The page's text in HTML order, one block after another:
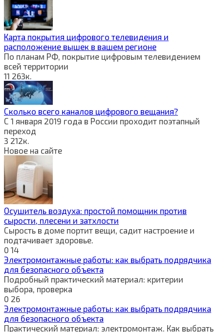
Карта покрытия цифрового телевидения и
расположение вышек в вашем регионе
По планам РФ, покрытие цифровым телевидением
всей территории
11 263к.
Сколько всего каналов цифрового вещания?
С 1 января 2019 года в России проходит поэтапный
переход
3 212к.
Новое на сайте
Осушитель воздуха: простой помощник против
сырости, плесени и затхлости
Сырость в доме портит вещи, садит настроение и
подтачивает здоровье.
0 14
Электромонтажные работы: как выбрать подрядчика
для безопасного объекта
Подробный практический материал: критерии
выбора, проверка
0 26
Электромонтажные работы: как выбрать подрядчика
для безопасного объекта
Практический материал: электромонтаж. Как выбрать